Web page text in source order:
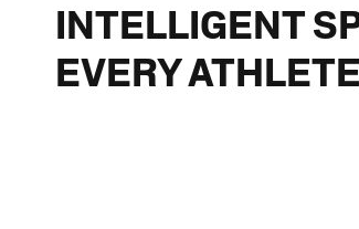
INTELLIGENT
EVERY ATHLETE